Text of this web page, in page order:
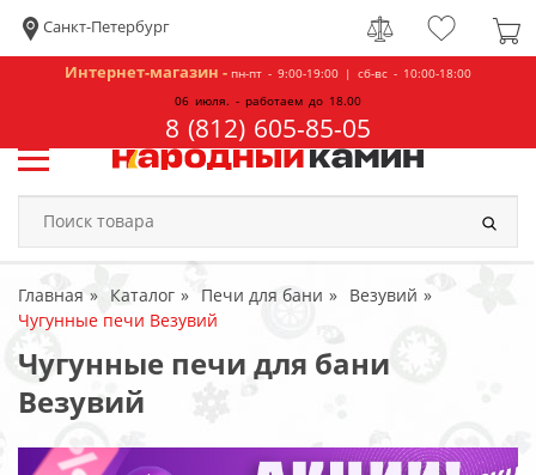
Санкт-Петербург
Интернет-магазин - пн-пт - 9:00-19:00 | сб-вс - 10:00-18:00
06 июля. - работаем до 18.00
8 (812) 605-85-05
Главная Каталог Печи для бани
Везувий
Чугунные печи Везувий
Чугунные печи для бани
Везувий